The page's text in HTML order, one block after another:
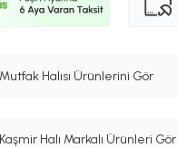
Halısı Ürünlerini Gör
Halı Markalı Ürünleri Gör